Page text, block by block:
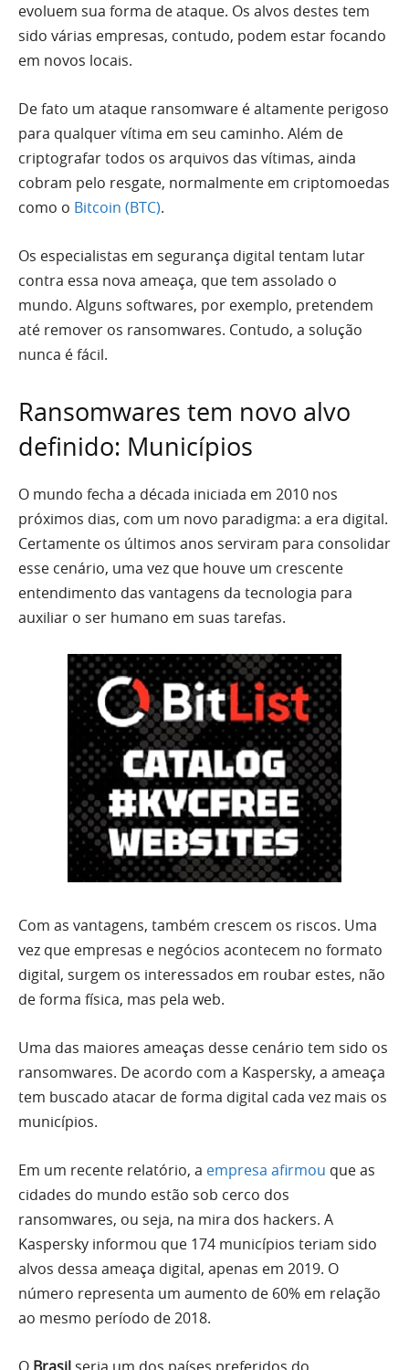
evoluem sua forma de ataque. Os alvos destes tem
sido várias empresas, contudo, podem estar focando
em novos locais.
De fato um ataque ransomware é altamente perigoso
para qualquer vítima em seu caminho. Além de
criptografar todos os arquivos das vítimas, ainda
cobram pelo resgate, normalmente em criptomoedas
como o Bitcoin (BTC).
Os especialistas em segurança digital tentam lutar
contra essa nova ameaça, que tem assolado o
mundo. Alguns softwares, por exemplo, pretendem
até remover os ransomwares. Contudo, a solução
nunca é fácil.
Ransomwares tem novo alvo
definido: Municípios
O mundo fecha a década iniciada em 2010 nos
próximos dias, com um novo paradigma: a era digital.
Certamente os últimos anos serviram para consolidar
esse cenário, uma vez que houve um crescente
entendimento das vantagens da tecnologia para
auxiliar o ser humano em suas tarefas.
Com as vantagens, também crescem os riscos. Uma
vez que empresas e negócios acontecem no formato
digital, surgem os interessados em roubar estes, não
de forma física, mas pela web.
Uma das maiores ameaças desse cenário tem sido os
ransomwares. De acordo com a Kaspersky, a ameaça
tem buscado atacar de forma digital cada vez mais os
municípios.
Em um recente relatório, a empresa afirmou que as
cidades do mundo estão sob cerco dos
ransomwares, ou seja, na mira dos hackers. A
Kaspersky informou que 174 municípios teriam sido
alvos dessa ameaça digital, apenas em 2019. O
número representa um aumento de 60% em relação
ao mesmo período de 2018.